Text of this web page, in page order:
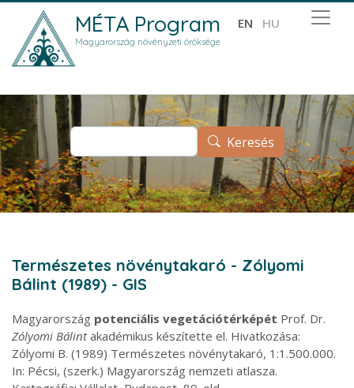
Ugrás a tartalomra
Keresés
MÉTA Program
Magyarország növényzeti öröksége
EN HU
Természetes növénytakaró - Zólyomi
Bálint (1989) - GIS
Magyarország potenciális vegetációtérképét Prof. Dr.
Zólyomi Bálintakadémikus készítette el. Hivatkozása:
Zólyomi B. (1989) Természetes növénytakaró, 1:1.500.000.
In: Pécsi, (szerk.) Magyarország nemzeti atlasza.